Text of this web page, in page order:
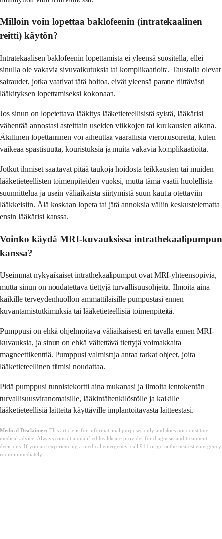
Milloin voin lopettaa baklofeenin (intratekaalinen
reitti) käytön?
Intratekaalisen baklofeenin lopettamista ei yleensä suositella, ellei
sinulla ole vakavia sivuvaikutuksia tai komplikaatioita. Taustalla olevat
sairaudet, jotka vaativat tätä hoitoa, eivät yleensä parane riittävästi
lääkityksen lopettamiseksi kokonaan.
Jos sinun on lopetettava lääkitys lääketieteellisistä syistä, lääkärisi
vähentää annostasi asteittain useiden viikkojen tai kuukausien aikana.
Äkillinen lopettaminen voi aiheuttaa vaarallisia vieroitusoireita, kuten
vaikeaa spastisuutta, kouristuksia ja muita vakavia komplikaatioita.
Jotkut ihmiset saattavat pitää taukoja hoidosta leikkausten tai muiden
lääketieteellisten toimenpiteiden vuoksi, mutta tämä vaatii huolellista
suunnittelua ja usein väliaikaista siirtymistä suun kautta otettaviin
lääkkeisiin. Älä koskaan lopeta tai jätä annoksia väliin keskustelematta
ensin lääkärisi kanssa.
Voinko käydä MRI-kuvauksissa intrathekaalipumpun
kanssa?
Useimmat nykyaikaiset intrathekaalipumput ovat MRI-yhteensopivia,
mutta sinun on noudatettava tiettyjä turvallisuusohjeita. Ilmoita aina
kaikille terveydenhuollon ammattilaisille pumpustasi ennen
kuvantamistutkimuksia tai lääketieteellisiä toimenpiteitä.
Pumppusi on ehkä ohjelmoitava väliaikaisesti eri tavalla ennen MRI-
kuvauksia, ja sinun on ehkä vältettävä tiettyjä voimakkaita
magneettikenttiä. Pumppusi valmistaja antaa tarkat ohjeet, joita
lääketieteellinen tiimisi noudattaa.
Pidä pumppusi tunnistekortti aina mukanasi ja ilmoita lentokentän
turvallisuusviranomaisille, lääkintähenkilöstölle ja kaikille
lääketieteellisiä laitteita käyttäville implantoitavasta laitteestasi.
Medical Disclaimer: This article is for informational purposes only and does not constitute
medical advice. Always consult a qualified healthcare provider for diagnosis and treatment
decisions. If you are experiencing a medical emergency, call 911 or go to the nearest emergency
room immediately.